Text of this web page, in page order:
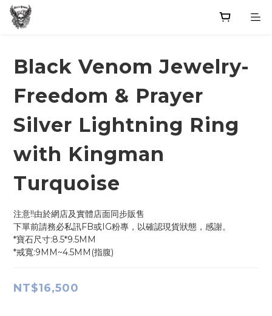
Black Venom Jewelry-
Freedom & Prayer
Silver Lightning Ring
with Kingman
Turquoise
注意!!由於網店及實體店面同步販售
下單前請務必私訊FB或IG粉專，以確認現貨狀態，感謝。
*寶石尺寸:8.5*9.5MM
*戒寬:9MM~4.5MM(指腹)
NT$16,500